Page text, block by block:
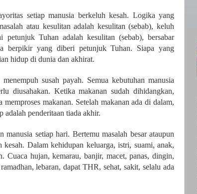
setiap manusia berkeluh kesah. Logika yang
atau kesulitan adalah kesulitan (sebab), keluh
petunjuk Tuhan adalah kesulitan (sebab), bersabar
berpikir yang diberi petunjuk Tuhan. Siapa yang
hidup di dunia dan akhirat.
susah payah. Semua kebutuhan manusia
diusahakan. Ketika makanan sudah dihidangkan,
memproses makanan. Setelah makanan ada di dalam,
adalah penderitaan tiada akhir.
setiap hari. Bertemu masalah besar ataupun
Dalam kehidupan keluarga, istri, suami, anak,
Cuaca hujan, kemarau, banjir, macet, panas, dingin,
lebaran, dapat THR, sehat, sakit, selalu ada